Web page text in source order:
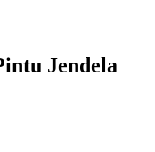
Jendela